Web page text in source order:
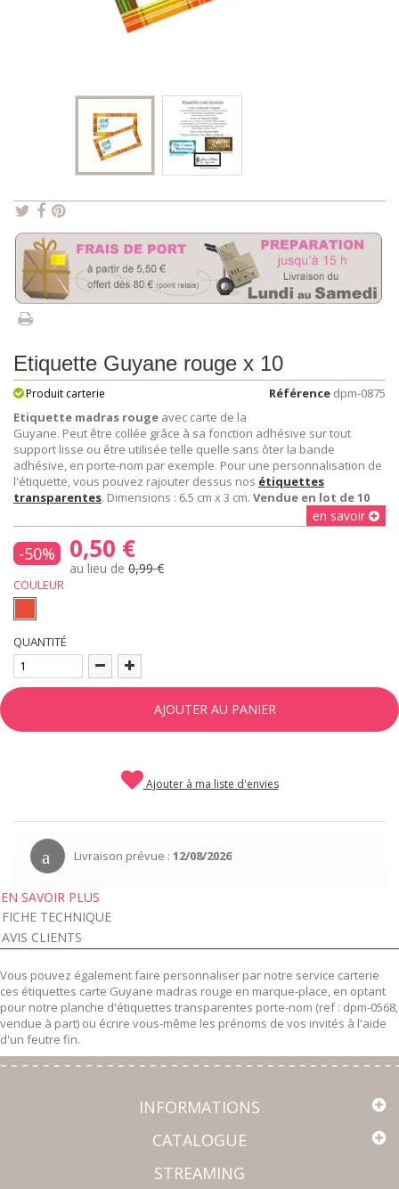
Etiquette Guyane rouge x 10
Référence dpm-0875
Produit carterie
Etiquette madras rouge avec carte de la
Guyane. Peut être collée grâce à sa fonction adhésive sur tout
support lisse ou être utilisée telle quelle sans ôter la bande
adhésive, en porte-nom par exemple. Pour une personnalisation de
l'étiquette, vous pouvez rajouter dessus nos étiquettes
transparentes. Dimensions : 6.5 cm x 3 cm. Vendue en lot de 10
en savoir
-50% 0,50 €
au lieu de 0,99 €
QUANTITÉ
AJOUTER AU PANIER
Ajouter à ma liste d'envies
Livraison prévue : 12/08/2026
EN SAVOIR PLUS
FICHE TECHNIQUE
AVIS CLIENTS
Vous pouvez également faire personnaliser par notre service carterie
ces étiquettes carte Guyane madras rouge en marque-place, en optant
pour notre planche d'étiquettes transparentes porte-nom (ref : dpm-0568,
vendue à part) ou écrire vous-même les prénoms de vos invités à l'aide
d'un feutre fin.
INFORMATIONS
CATALOGUE
STREAMING